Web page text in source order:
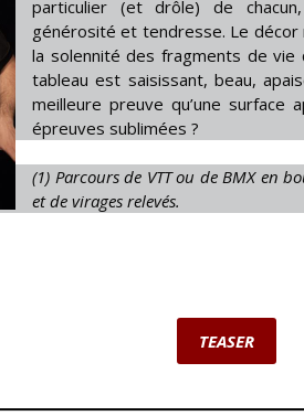
particulier (et drôle) de
générosité et tendresse. Le décor
la solennité des fragments de vie
tableau est saisissant, beau,
meilleure preuve qu’une surface
épreuves sublimées ?
(1) Parcours de VTT ou de BMX en
et de virages relevés.
TEASER